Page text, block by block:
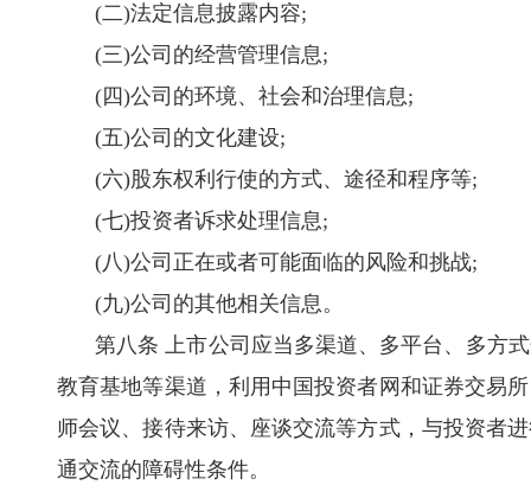
(二)法定信息披露内容;
(三)公司的经营管理信息;
(四)公司的环境、社会和治理信息;
(五)公司的文化建设;
(六)股东权利行使的方式、途径和程序等;
(七)投资者诉求处理信息;
(八)公司正在或者可能面临的风险和挑战;
(九)公司的其他相关信息。
第八条 上市公司应当多渠道、多平台、多方
教育基地等渠道，利用中国投资者网和证券交易
师会议、接待来访、座谈交流等方式，与投资者
通交流的障碍性条件。